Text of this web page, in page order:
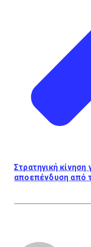
Στρατηγική κίνηση
αποεπένδυση από